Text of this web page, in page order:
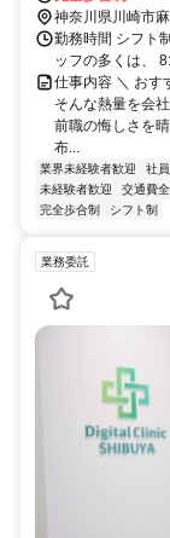
キング代は全額会
神奈川県川崎市
勤務時間 シフト
ッフの多くは、
仕事内容 ＼ おす
そんな熱量を会
前職の悔しさを
布...
業界未経験者歓迎 社
未経験者歓迎
交通費
完全歩合制
シフト制
業務委託